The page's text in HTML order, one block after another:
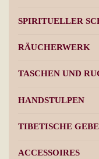
SPIRITUELLER
RÄUCHERWERK
TASCHEN UND
HANDSTULPEN
TIBETISCHE
ACCESSOIRES